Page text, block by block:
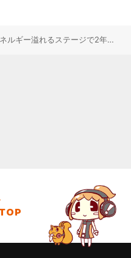
新世代のエネルギー溢れるステージで2年目へ走り出したDayRe:の1stワンマンライブをレポート！